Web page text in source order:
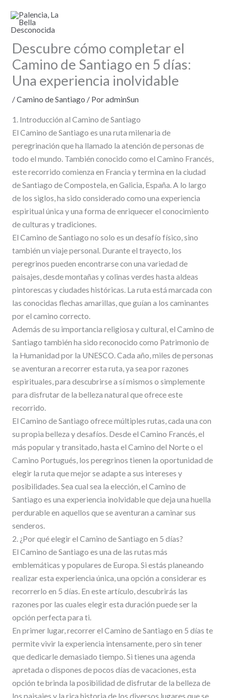
contenido
Descubre cómo completar el
Camino de Santiago en 5 días:
Una experiencia inolvidable
/Camino de Santiago / PoradminSun
1. Introducción al Camino de Santiago
El Camino de Santiago es una ruta milenaria de
peregrinación que ha llamado la atención de personas de
todo el mundo. También conocido como el Camino Francés,
este recorrido comienza en Francia y termina en la ciudad
de Santiago de Compostela, en Galicia, España. A lo largo
de los siglos, ha sido considerado como una experiencia
espiritual única y una forma de enriquecer el conocimiento
de culturas y tradiciones.
El Camino de Santiago no solo es un desafío físico, sino
también un viaje personal. Durante el trayecto, los
peregrinos pueden encontrarse con una variedad de
paisajes, desde montañas y colinas verdes hasta aldeas
pintorescas y ciudades históricas. La ruta está marcada con
las conocidas flechas amarillas, que guían a los caminantes
por el camino correcto.
Además de su importancia religiosa y cultural, el Camino de
Santiago también ha sido reconocido como Patrimonio de
la Humanidad por la UNESCO. Cada año, miles de personas
se aventuran a recorrer esta ruta, ya sea por razones
espirituales, para descubrirse a sí mismos o simplemente
para disfrutar de la belleza natural que ofrece este
recorrido.
El Camino de Santiago ofrece múltiples rutas, cada una con
su propia belleza y desafíos. Desde el Camino Francés, el
más popular y transitado, hasta el Camino del Norte o el
Camino Portugués, los peregrinos tienen la oportunidad de
elegir la ruta que mejor se adapte a sus intereses y
posibilidades. Sea cual sea la elección, el Camino de
Santiago es una experiencia inolvidable que deja una huella
perdurable en aquellos que se aventuran a caminar sus
senderos.
2. ¿Por qué elegir el Camino de Santiago en 5 días?
El Camino de Santiago es una de las rutas más
emblemáticas y populares de Europa. Si estás planeando
realizar esta experiencia única, una opción a considerar es
recorrerlo en 5 días. En este artículo, descubrirás las
razones por las cuales elegir esta duración puede ser la
opción perfecta para ti.
En primer lugar, recorrer el Camino de Santiago en 5 días te
permite vivir la experiencia intensamente, pero sin tener
que dedicarle demasiado tiempo. Si tienes una agenda
apretada o dispones de pocos días de vacaciones, esta
opción te brinda la posibilidad de disfrutar de la belleza de
los paisajes y la rica historia de los diversos lugares que se